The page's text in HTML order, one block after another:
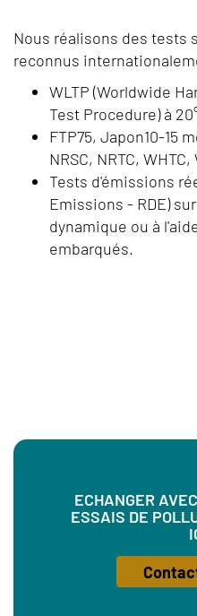
Nous réalisons des tests
reconnus
WLTP (Worldwide
Test Procedure) à
FTP75, Japon10-15
NRSC, NRTC,
Tests d'émissions
Emissions - RDE)
dynamique ou à
embarqués.
ECHANGER
ESSAIS DE